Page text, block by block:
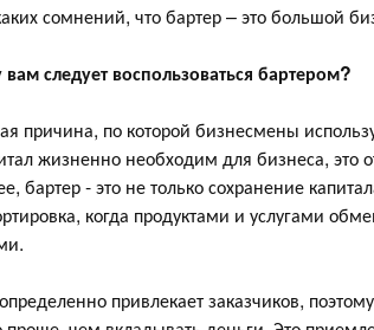
сомнений, что бартер – это большой
следует воспользоваться бартером?
причина, по которой бизнесмены
жизненно необходим для бизнеса, это
бартер - это не только сохранение
когда продуктами и услугами
привлекает заказчиков,